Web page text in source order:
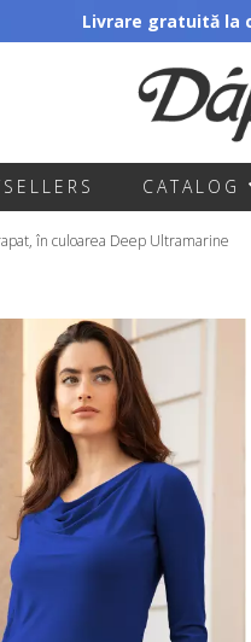
Livrare gratuită la
CATALOG
în culoarea Deep Ultramarine